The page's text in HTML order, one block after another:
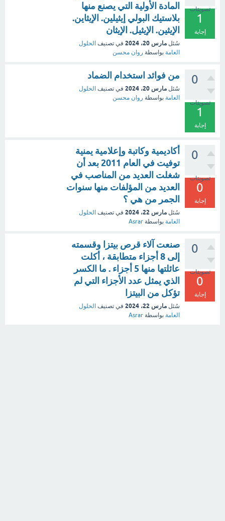
تصويتات
1
إجابة
المادة الأولية التي يصنع منها
بلاستيك البولي إيثيلين. الإيثاين.
الإيثين. الإيثيل. الإيثان
سُئل مارس 20، 2024 في تصنيف الحلول
العامة بواسطة روان محسن
0
تصويتات
1
إجابة
من فوائد استخدام الضماد
سُئل مارس 20، 2024 في تصنيف الحلول
العامة بواسطة روان محسن
0
تصويتات
0
إجابة
أكاديمية وكاتبة وإعلامية يمنية
توفيت في العام 2011 بعد أن
شغلت العديد من المناصب في
العديد من المؤلفات منها سنوات
الجمر من هي ؟
سُئل مارس 22، 2024 في تصنيف الحلول
العامة بواسطة Asrar
0
تصويتات
0
إجابة
صنعت آلاء قرص بيتزا وقسمته
إلى 8 أجزاء متطابقة ، أكلت
عائلتها منها 5 أجزاء . ما الكسر
الذي يمثل عدد الأجزاء التي لم
تؤكل من البيتزا
سُئل مارس 22، 2024 في تصنيف الحلول
العامة بواسطة Asrar